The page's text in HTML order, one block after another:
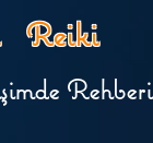
Reiki